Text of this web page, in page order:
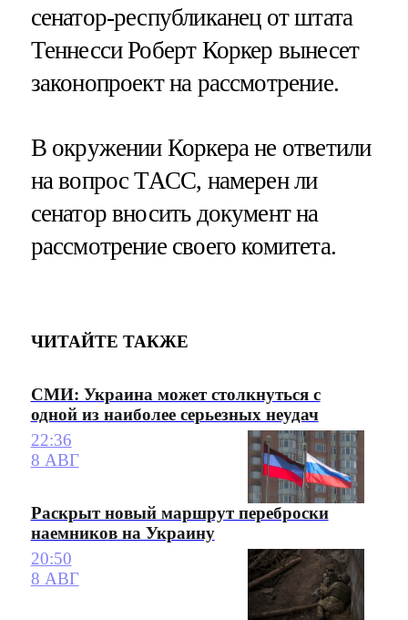
сенатор-республиканец от штата
Теннесси Роберт Коркер вынесет
законопроект на рассмотрение.
В окружении Коркера не ответили
на вопрос ТАСС, намерен ли
сенатор вносить документ на
рассмотрение своего комитета.
ЧИТАЙТЕ ТАКЖЕ
СМИ: Украина может столкнуться с
одной из наиболее серьезных неудач
22:36
8 АВГ
Раскрыт новый маршрут переброски
наемников на Украину
20:50
8 АВГ